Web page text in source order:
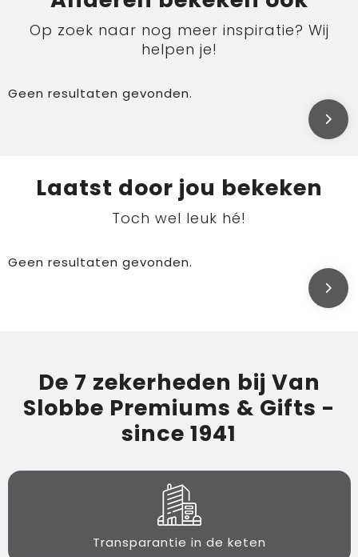
Op zoek naar nog meer inspiratie? Wij
helpen je!
Geen resultaten gevonden.
Laatst door jou bekeken
Toch wel leuk hé!
Geen resultaten gevonden.
De 7 zekerheden bij Van
Slobbe Premiums & Gifts -
since 1941
Transparantie in de keten